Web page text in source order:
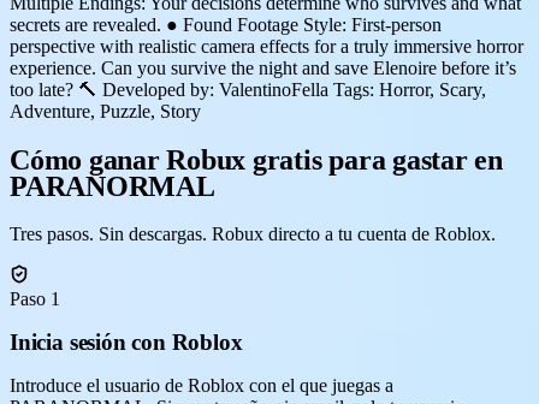
secrets are revealed. ● Found Footage Style: First-person
perspective with realistic camera effects for a truly immersive horror
experience. Can you survive the night and save Elenoire before it’s
too late? 🔨 Developed by: ValentinoFella Tags: Horror, Scary,
Adventure, Puzzle, Story
Cómo ganar Robux gratis para gastar en
PARANORMAL
Tres pasos. Sin descargas. Robux directo a tu cuenta de Roblox.
Paso 1
Inicia sesión con Roblox
Introduce el usuario de Roblox con el que juegas a